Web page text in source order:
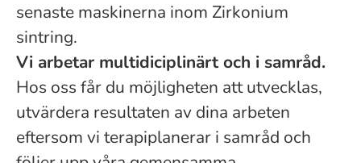
senaste maskinerna inom Zirkonium
sintring.
Vi arbetar multidiciplinärt och i samråd.
Hos oss får du möjligheten att utvecklas,
utvärdera resultaten av dina arbeten
eftersom vi terapiplanerar i samråd och